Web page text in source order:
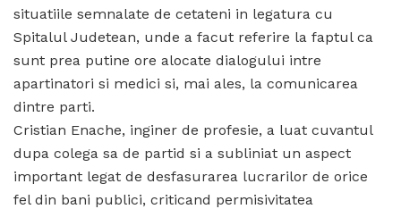
situatiile semnalate de cetateni in legatura cu
Spitalul Judetean, unde a facut referire la faptul ca
sunt prea putine ore alocate dialogului intre
apartinatori si medici si, mai ales, la comunicarea
dintre parti.
Cristian Enache, inginer de profesie, a luat cuvantul
dupa colega sa de partid si a subliniat un aspect
important legat de desfasurarea lucrarilor de orice
fel din bani publici, criticand permisivitatea